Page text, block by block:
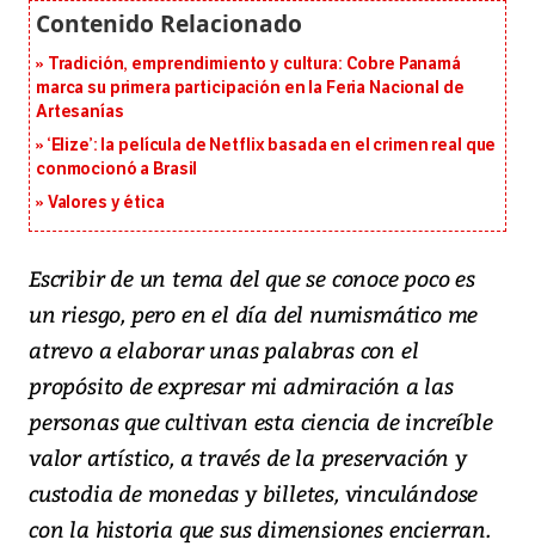
Tradición, emprendimiento y cultura: Cobre Panamá
marca su primera participación en la Feria Nacional de
Artesanías
‘Elize’: la película de Netflix basada en el crimen real que
conmocionó a Brasil
Valores y ética
Escribir de un tema del que se conoce poco es
un riesgo, pero en el día del numismático me
atrevo a elaborar unas palabras con el
propósito de expresar mi admiración a las
personas que cultivan esta ciencia de increíble
valor artístico, a través de la preservación y
custodia de monedas y billetes, vinculándose
con la historia que sus dimensiones encierran.